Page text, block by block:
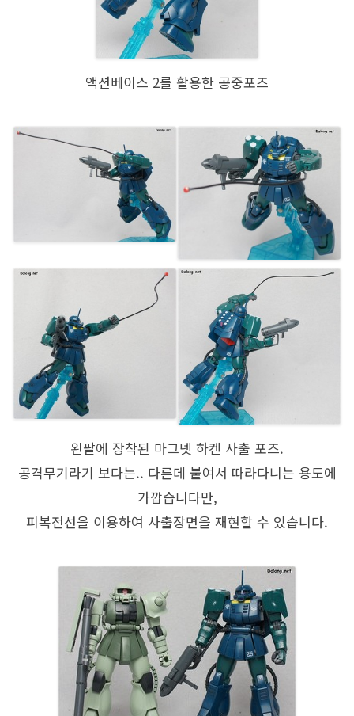
액션베이스 2를 활용한 공중포즈
왼팔에 장착된 마그넷 하켄 사출 포즈.
공격무기라기 보다는.. 다른데 붙여서 따라다니는 용도에
가깝습니다만,
피복전선을 이용하여 사출장면을 재현할 수 있습니다.